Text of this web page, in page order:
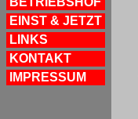
EINST & JETZT
LINKS
KONTAKT
IMPRESSUM